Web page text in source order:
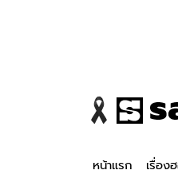
หน้าแรก เรื่อง